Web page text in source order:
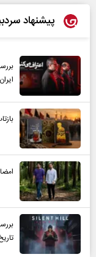
پیشنهاد